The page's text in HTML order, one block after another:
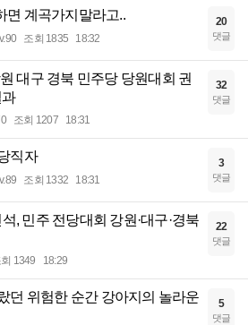
면 계곡가지말라고..
조회 1835 18:32
20
댓글
대구 경북 민주당 당원대회 권
조회 1207 18:31
32
댓글
직자
조회 1332 18:31
3
댓글
, 민주 전당대회 강원·대구·경북
1349 18:29
22
댓글
던 위험한 순간 강아지의 놀라운
5
댓글